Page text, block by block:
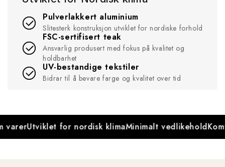
Pulverlakkert aluminium
Slitesterk konstruksjon utviklet for nordiske forhold
FSC-sertifisert teak
Ansvarlig produsert med fokus på kvalitet og
holdbarhet
UV-bestandige tekstiler
Bidrar til å bevare farge og kvalitet over tid
varerUtviklet for nordisk klimaMinimalt vedlikehold